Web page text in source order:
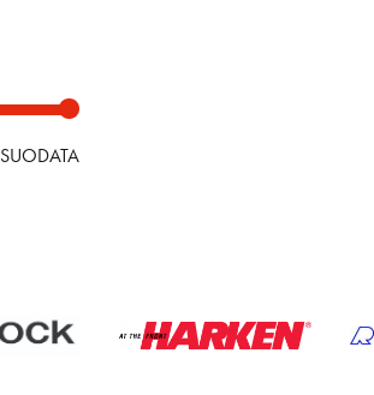
Minimihinta
Maksimihinta
SUODATA